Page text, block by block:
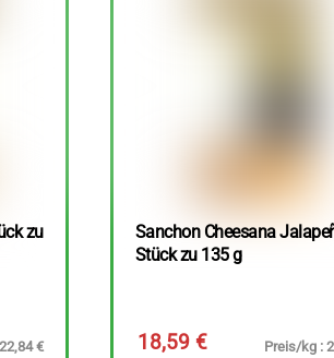
zu
€
Sanchon Cheesana
Stück zu 135 g
18,59 €
Preis/kg :